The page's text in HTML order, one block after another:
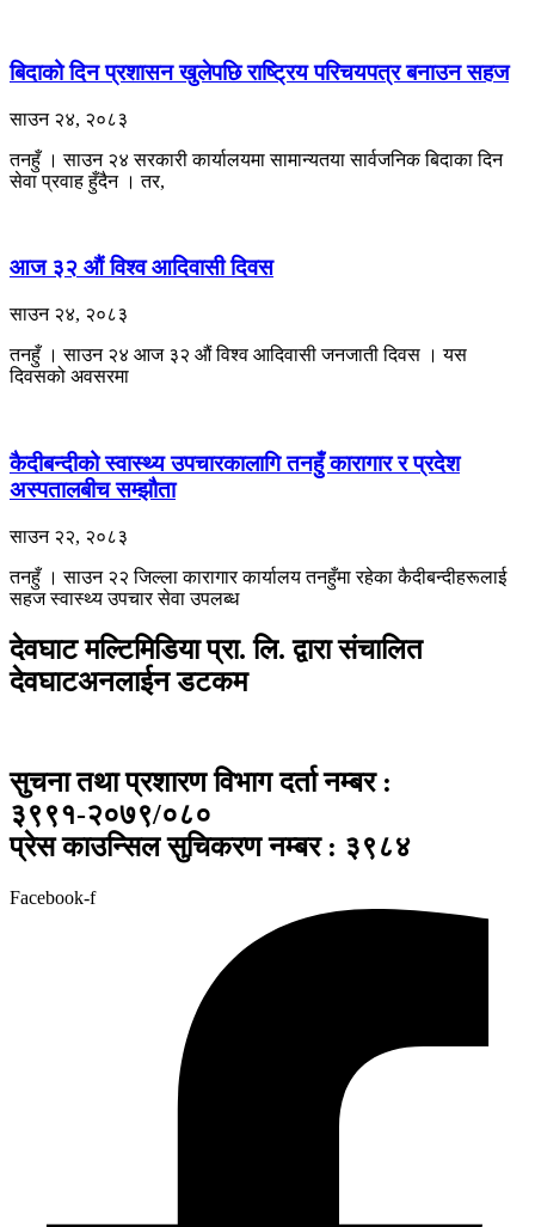
बिदाको दिन प्रशासन खुलेपछि राष्ट्रिय परिचयपत्र बनाउन सहज
साउन २४, २०८३
तनहुँ । साउन २४ सरकारी कार्यालयमा सामान्यतया सार्वजनिक बिदाका दिन
सेवा प्रवाह हुँदैन । तर,
आज ३२ औं विश्व आदिवासी दिवस
साउन २४, २०८३
तनहुँ । साउन २४ आज ३२ औं विश्व आदिवासी जनजाती दिवस । यस
दिवसको अवसरमा
कैदीबन्दीको स्वास्थ्य उपचारकालागि तनहुँ कारागार र प्रदेश
अस्पतालबीच सम्झौता
साउन २२, २०८३
तनहुँ । साउन २२ जिल्ला कारागार कार्यालय तनहुँमा रहेका कैदीबन्दीहरूलाई
सहज स्वास्थ्य उपचार सेवा उपलब्ध
देवघाट मल्टिमिडिया प्रा. लि. द्वारा संचालित
देवघाटअनलाईन डटकम
सुचना तथा प्रशारण विभाग दर्ता नम्बर :
३९९१-२०७९/०८०
प्रेस काउन्सिल सुचिकरण नम्बर : ३९८४
Facebook-f